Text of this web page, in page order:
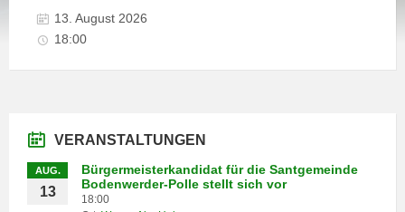
13. August 2026
18:00
VERANSTALTUNGEN
AUG.
13
Bürgermeisterkandidat für die Santgemeinde
Bodenwerder-Polle stellt sich vor
18:00